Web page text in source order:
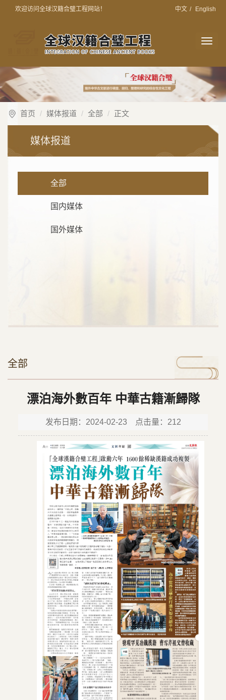
欢迎访问全球汉籍合璧工程网站！ 中文 / English
切
导
航
首页 媒体报道 全部 正文
媒体报道
全部
国内媒体
国外媒体
全部
漂泊海外數百年 中華古籍漸歸隊
发布日期：2024-02-23 点击量： 212